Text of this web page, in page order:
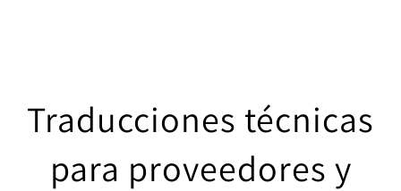
Traducciones técnicas
para proveedores y